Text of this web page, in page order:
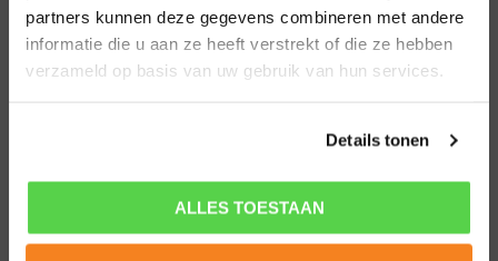
partners kunnen deze gegevens combineren met andere
informatie die u aan ze heeft verstrekt of die ze hebben
verzameld op basis van uw gebruik van hun services.
Details tonen
ALLES TOESTAAN
Overijssel
Zeeland
Amsterdam
Almere
Middelburg
Nijmegen
Roosendaal
Rotterdam
POPULAIRE SPORTEN